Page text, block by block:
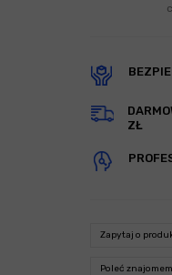
ZŁ
Zapytaj o
Poleć